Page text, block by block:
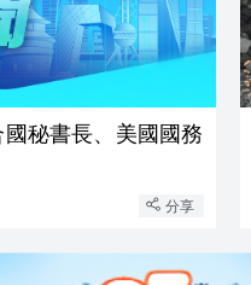
秘書長、美國國務
分享